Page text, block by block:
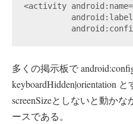
<activity
多くの掲示板で
keyboardHidden|orientation
screenSizeとしないと動か
ースである。